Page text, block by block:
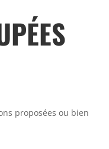
proposées ou bien